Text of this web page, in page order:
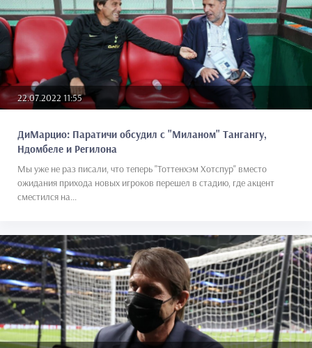
22.07.2022 11:55
ДиМарцио: Паратичи обсудил с "Миланом" Тангангу,
Ндомбеле и Регилона
Мы уже не раз писали, что теперь "Тоттенхэм Хотспур" вместо
ожидания прихода новых игроков перешел в стадию, где акцент
сместился на...